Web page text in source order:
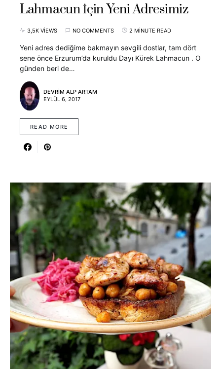
Lahmacun İçin Yeni Adresimiz
3,5K VIEWS NO COMMENTS 2 MINUTE READ
Yeni adres dediğime bakmayın sevgili dostlar, tam dört
sene önce Erzurum’da kuruldu Dayı Kürek Lahmacun . O
günden beri de…
DEVRIM ALP ARTAM
EYLÜL 6, 2017
READ MORE